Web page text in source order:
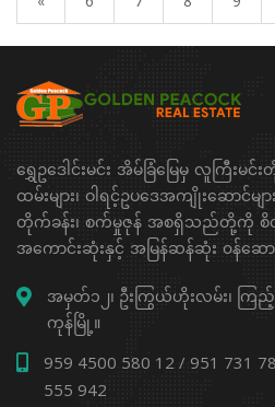
ရွှေဥဒေါင်းမင်း အိမ်ခြံမြေမှ လူကြီး
ထမ်းများ၊ ဝါရင့်ဥပဒေအကျိုးဆောင်မျာ
တိုက်ခန်း၊ စက်မှုဇုန် အစရှိသည်တို့ကို
အကောင်းဆုံးနှင့် အမြန်ဆန်ဆုံး ၀န်ဆေ
အမှတ်၁၂၊ ဦးကြွယ်ဟိုးလမ်း၊ ကြ
ကုန်မြို့။
959 4500 580 12 / 951 731
555 942